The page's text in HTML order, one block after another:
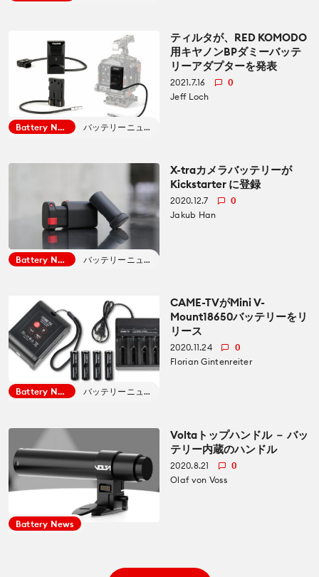
Battery News バッテリーニュース
ティルタが、RED KOMODO
用キヤノンBPダミーバッテ
リーアダプターを発表
2021.7.16
0
Jeff Loch
Battery News バッテリーニュース
X-traカメラバッテリーが
Kickstarter に登録
2020.12.7
0
Jakub Han
Battery News バッテリーニュース
CAME-TVがMini V-
Mount18650バッテリーをリ
リース
2020.11.24
0
Florian Gintenreiter
Battery News
Voltaトップハンドル － バッ
テリー内蔵のハンドル
2020.8.21
0
Olaf von Voss